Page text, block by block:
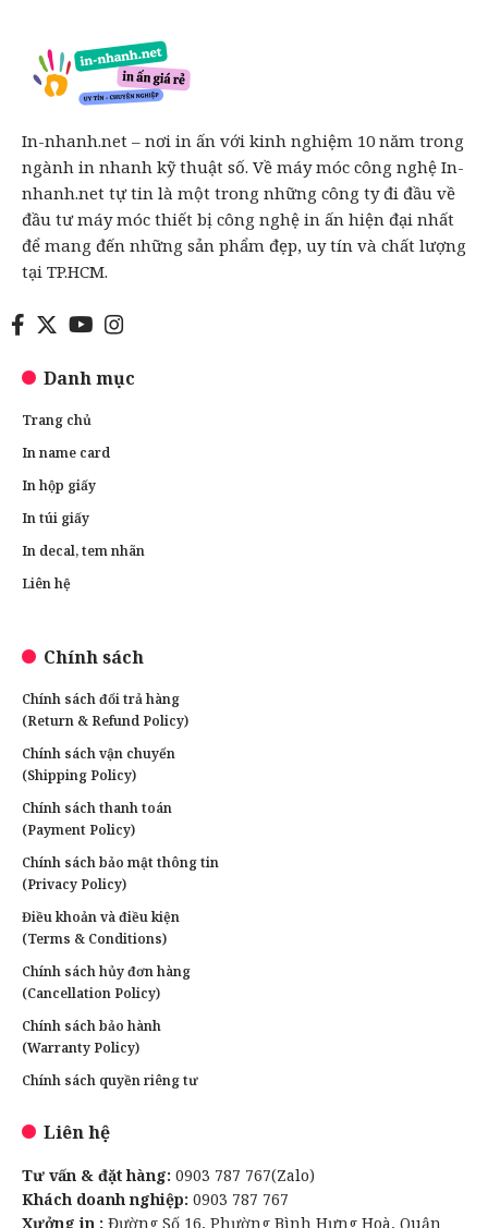
In-nhanh.net – nơi in ấn với kinh nghiệm 10 năm trong
ngành in nhanh kỹ thuật số. Về máy móc công nghệ In-
nhanh.net tự tin là một trong những công ty đi đầu về
đầu tư máy móc thiết bị công nghệ in ấn hiện đại nhất
để mang đến những sản phẩm đẹp, uy tín và chất lượng
tại TP.HCM.
Danh mục
Trang chủ
In name card
In hộp giấy
In túi giấy
In decal, tem nhãn
Liên hệ
Chính sách
Chính sách đổi trả hàng
(Return & Refund Policy)
Chính sách vận chuyển
(Shipping Policy)
Chính sách thanh toán
(Payment Policy)
Chính sách bảo mật thông tin
(Privacy Policy)
Điều khoản và điều kiện
(Terms & Conditions)
Chính sách hủy đơn hàng
(Cancellation Policy)
Chính sách bảo hành
(Warranty Policy)
Chính sách quyền riêng tư
Liên hệ
Tư vấn & đặt hàng: 0903 787 767(Zalo)
Khách doanh nghiệp: 0903 787 767
Xưởng in : Đường Số 16, Phường Bình Hưng Hoà, Quận